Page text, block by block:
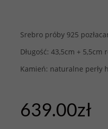
Srebro próby 925
Długość: 43,5cm + 5,5cm
Kamień: naturalne perły
639.00zł